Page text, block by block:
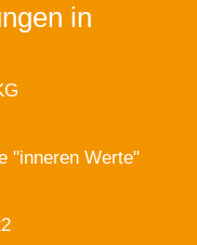
in
"inneren Werte"